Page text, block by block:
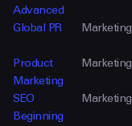
Advanced
Global PR Marketing
Product
Marketing
Marketing
SEO
Beginning
Marketing